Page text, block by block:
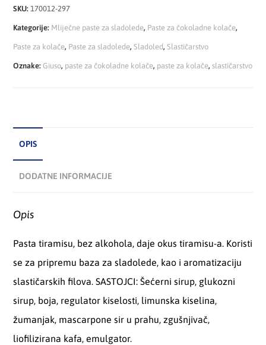
SKU:170012-297
Kategorije: Mliječne paste za sladolede, Paste za čokoladne kolače,
Paste za kolače, Paste za sladolede,Sladoled,Slastičarstvo
Oznake: Giuso, paste za čokoladne kolače, paste za kolače,slastičarstvo
OPIS
DODATNE INFORMACIJE
Opis
Pasta tiramisu, bez alkohola, daje okus tiramisu-a. Koristi
se za pripremu baza za sladolede, kao i aromatizaciju
slastičarskih filova. SASTOJCI: Šećerni sirup, glukozni
sirup, boja, regulator kiselosti, limunska kiselina,
žumanjak, mascarpone sir u prahu, zgušnjivač,
liofilizirana kafa, emulgator.